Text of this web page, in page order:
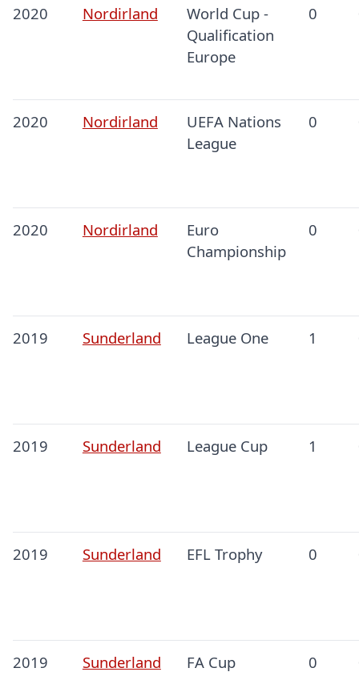
2020 Nordirland
World Cup -
Qualification
Europe
0
2020 Nordirland
UEFA Nations
League
0
2020 Nordirland
Euro
Championship
0
2019 Sunderland League One 1
2019 Sunderland League Cup 1
2019 Sunderland EFL Trophy 0
2019 Sunderland FA Cup 0